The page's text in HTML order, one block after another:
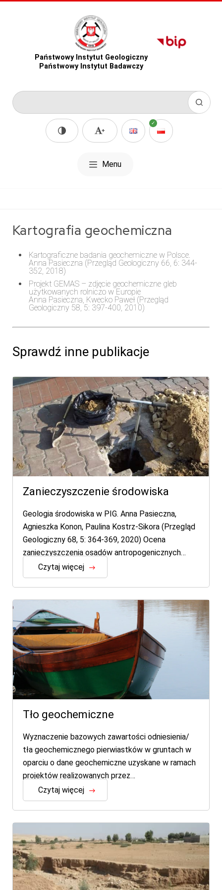
Państwowy Instytut Geologiczny
Państwowy Instytut Badawczy
Menu
Kartografia geochemiczna
Kartograficzne badania geochemiczne w Polsce.
Anna Pasieczna (Przegląd Geologiczny 66, 6: 344-
352, 2018)
Projekt GEMAS – zdjęcie geochemiczne gleb
użytkowanych rolniczo w Europie
Anna Pasieczna, Kwecko Paweł (Przegląd
Geologiczny 58, 5: 397-400, 2010)
Sprawdź inne publikacje
Zanieczyszczenie środowiska
Geologia środowiska w PIG. Anna Pasieczna,
Agnieszka Konon, Paulina Kostrz-Sikora (Przegląd
Geologiczny 68, 5: 364-369, 2020) Ocena
zanieczyszczenia osadów antropogenicznych…
Czytaj więcej
Tło geochemiczne
Wyznaczenie bazowych zawartości odniesienia/
tła geochemicznego pierwiastków w gruntach w
oparciu o dane geochemiczne uzyskane w ramach
projektów realizowanych przez…
Czytaj więcej